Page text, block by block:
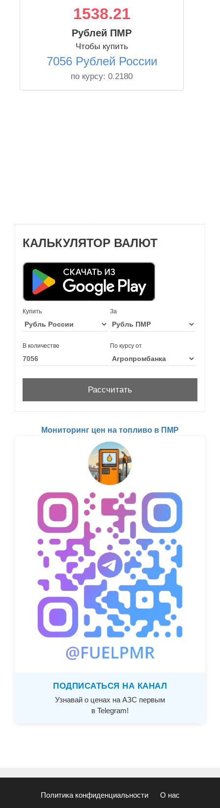
1538.21
Рублей ПМР
Чтобы купить
7056 Рублей России
по курсу: 0.2180
КАЛЬКУЛЯТОР ВАЛЮТ
Купить За
В количестве По курсу от
Мониторинг цен на топливо в ПМР
ПОДПИСАТЬСЯ НА КАНАЛ
Узнавай о ценах на АЗС первым
в Telegram!
Политика конфиденциальности О нас